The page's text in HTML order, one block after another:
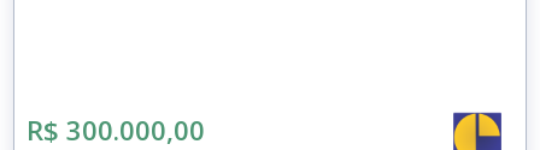
R$ 300.000,00